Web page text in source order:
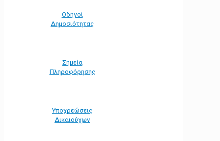
Οδηγοί
Δημοσιότητας
Σημεία
Πληροφόρησης
Υποχρεώσεις
Δικαιούχων